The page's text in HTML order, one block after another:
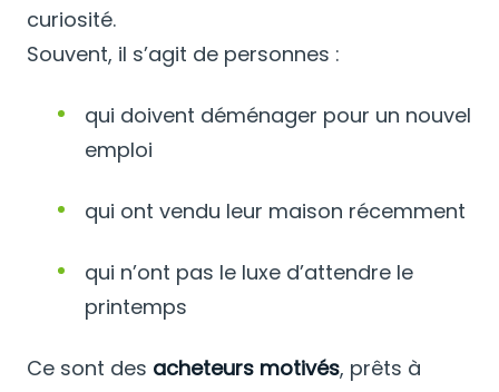
curiosité.
Souvent, il s’agit de personnes :
qui doivent déménager pour un nouvel
emploi
qui ont vendu leur maison récemment
qui n’ont pas le luxe d’attendre le
printemps
Ce sont des acheteurs motivés, prêts à